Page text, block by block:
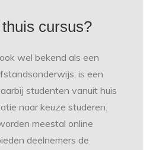
cursus?
wel bekend als een
is een
studenten vanuit huis
naar keuze studeren.
meestal online
deelnemers de